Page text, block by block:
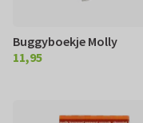
Buggyboekje Molly
€ 11,95
11,95